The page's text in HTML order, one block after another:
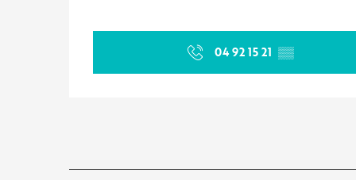
04 92 15 21 ▒▒